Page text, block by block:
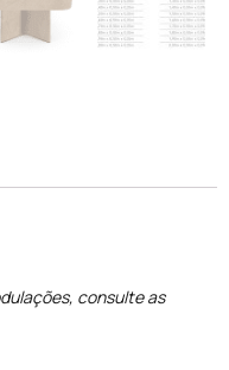
consulte as